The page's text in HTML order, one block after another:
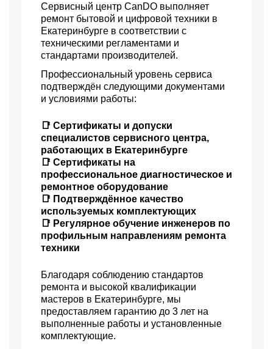
Сервисный центр CanDO выполняет
ремонт бытовой и цифровой техники в
Екатеринбурге в соответствии с
техническими регламентами и
стандартами производителей.
Профессиональный уровень сервиса
подтверждён следующими документами
и условиями работы:
📑 Сертификаты и допуски
специалистов сервисного центра,
работающих в Екатеринбурге
📑 Сертификаты на
профессиональное диагностическое и
ремонтное оборудование
📑 Подтверждённое качество
используемых комплектующих
📑 Регулярное обучение инженеров по
профильным направлениям ремонта
техники
Благодаря соблюдению стандартов
ремонта и высокой квалификации
мастеров в Екатеринбурге, мы
предоставляем гарантию до 3 лет на
выполненные работы и установленные
комплектующие.